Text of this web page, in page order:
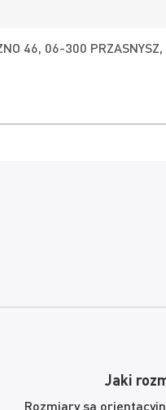
46, 06-300
Jaki
Rozmiary są